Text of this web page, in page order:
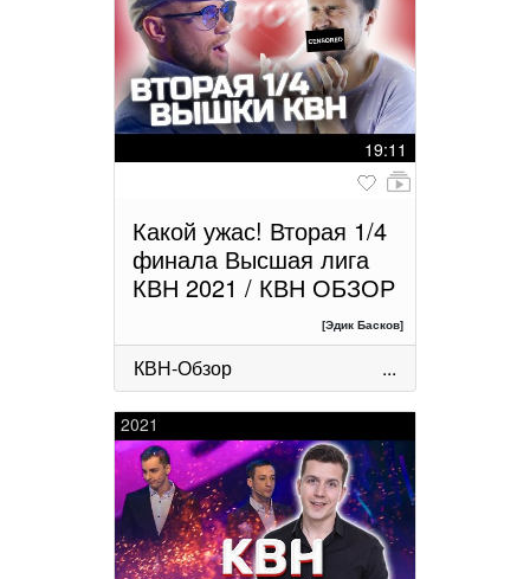
19:11
Какой ужас! Вторая 1/4
финала Высшая лига
КВН 2021 / КВН ОБЗОР
[Эдик Басков]
КВН-Обзор ...
2021